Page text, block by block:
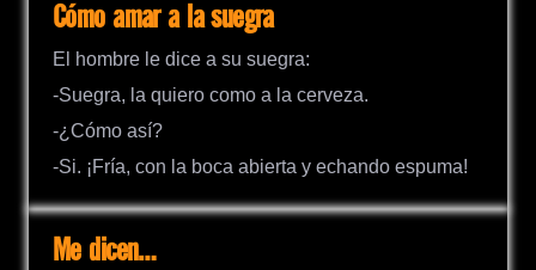
Cómo amar a la suegra
El hombre le dice a su suegra:
-Suegra, la quiero como a la cerveza.
-¿Cómo así?
-Si. ¡Fría, con la boca abierta y echando espuma!
Me dicen…